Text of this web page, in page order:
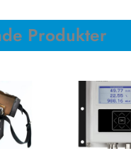
Produkter